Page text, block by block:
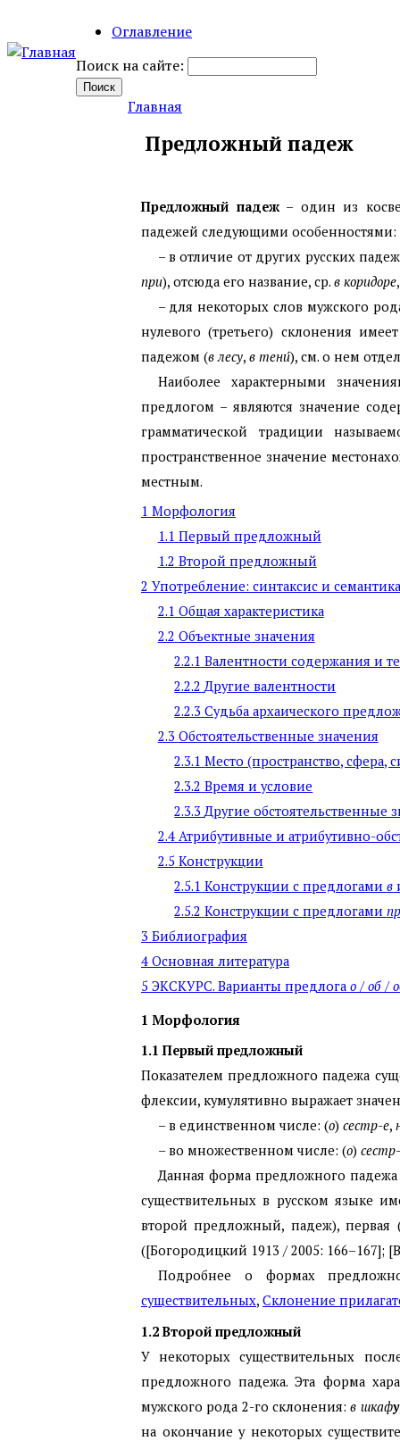
Оглавление
Поиск на сайте:
Главная
Предложный падеж
Предложный падеж– один из
падежей следующими особенностями:
– в отличие от других русских
при), отсюда его название, ср. в коридоре
– для некоторых слов мужского
нулевого (третьего) склонения
падежом (в лесу, в тени́), см. о нем
Наиболее характерными
предлогом – являются значение
грамматической традиции
пространственное значение
местным.
1 Морфология
1.1 Первый предложный
1.2 Второй предложный
2 Употребление: синтаксис и семантика
2.1 Общая характеристика
2.2 Объектные значения
2.2.1 Валентности содержания и
2.2.2 Другие валентности
2.2.3 Судьба архаического
2.3 Обстоятельственные значения
2.3.1 Место (пространство, сфера,
2.3.2 Время и условие
2.3.3 Другие обстоятельственные
2.4 Атрибутивные и атрибутивно-
2.5 Конструкции
2.5.1 Конструкции с предлогамив
2.5.2 Конструкции с предлогами
3 Библиография
4 Основная литература
5 ЭКСКУРС. Варианты предлога о /об /
1 Морфология
1.1 Первый предложный
Показателем предложного падежа
флексии, кумулятивно выражает
– в единственном числе: (о) сестр-е,
– во множественном числе: (о)
Данная форма предложного падежа
существительных в русском языке
второй предложный, падеж), первая
([Богородицкий 1913 / 2005: 166–167];
Подробнее о формах
существительных, Склонение
1.2 Второй предложный
У некоторых существительных
предложного падежа. Эта форма
мужского рода 2-го склонения:в шкафу
на окончание у некоторых